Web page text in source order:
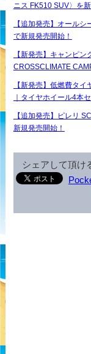
ニス FK510 SUV〉を
【追加発売】オール
で新規発売開始！
【新発売】キャンピ
CROSSCLIMATE
【新発売】低燃費タ
｜タイヤホイール4本
【追加発売】ピレリ
新規発売開始！
シェアして頂け